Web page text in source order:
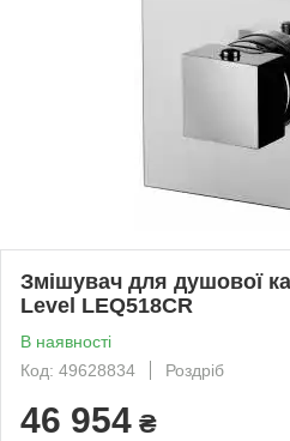
Змішувач для душової
Level LEQ518CR
В наявності
Код: 49628834
Роздріб
46 954 ₴